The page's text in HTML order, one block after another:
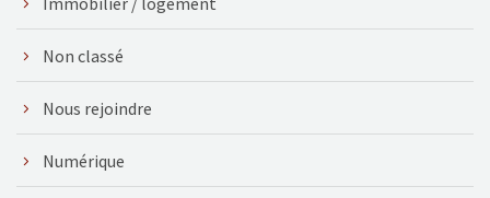
Non classé
Nous rejoindre
Numérique